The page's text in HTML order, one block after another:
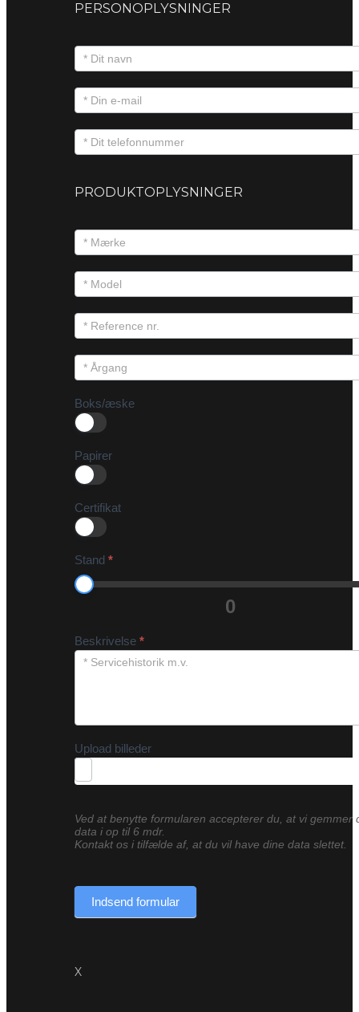
PERSONOPLYSNINGER
PRODUKTOPLYSNINGER
Boks/æske
Papirer
Certifikat
Stand *
0
Beskrivelse *
Upload billeder
Ved at benytte formularen accepterer du, at vi gemmer
data i op til 6 mdr.
Kontakt os i tilfælde af, at du vil have dine data slettet.
Indsend formular
X